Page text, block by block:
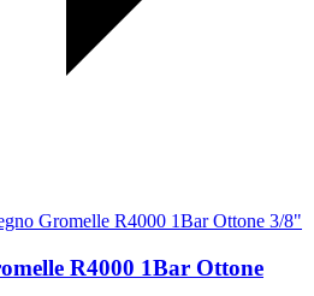
R4000 1Bar Ottone